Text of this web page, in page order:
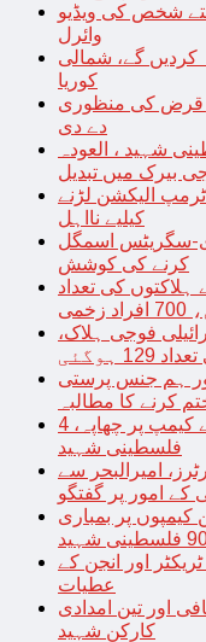
شخص کی ویڈیو
وائرل
کردیں گے، شمالی
کوریا
کیلئے 35 کروڑ ڈالر قرض کی منظوری
دے دی
سے مزید 100 فلسطینی شہید ، العودہ
بیرک میں تبدیل
الیکشن لڑنے
کیلیے نااہل
کی ای-سگریٹس اسمگل
کرنے کی کوشش
کی تعداد
کے ہاتھوں مزید 7 اسرائیلی فوجی ہلاک،
ہوگئی
ہم جنس پرستی
کرنے کا مطالبہ
اسرائیل کا فارعہ میں مہاجرین کے کیمپ پر چھاپہ، 4
فلسطینی شہید
امیرالبحر سے
کے امور پر گفتگو
کیمپوں پر بمباری
اور انجن کے
عطیات
اور تین امدادی
کارکن شہید